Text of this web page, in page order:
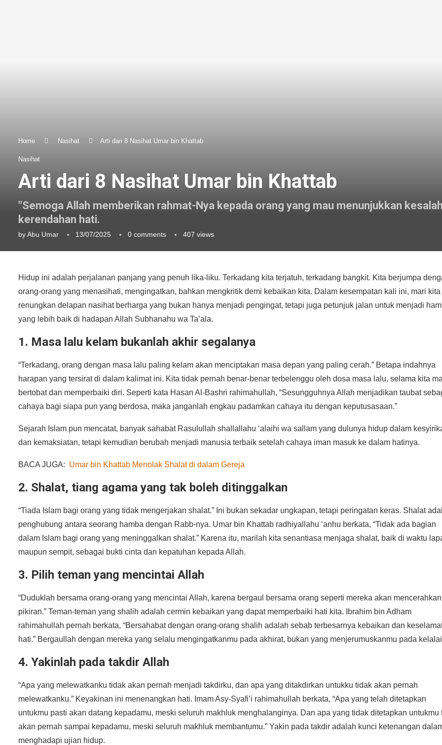
Home Nasihat Arti dari 8 Nasihat Umar bin Khattab
Nasihat
Arti dari 8 Nasihat Umar bin Khattab
"Semoga Allah memberikan rahmat-Nya kepada orang yang mau menunjukkan
kerendahan hati.
byAbu Umar 13/07/2025 0 comments 407 views
Hidup ini adalah perjalanan panjang yang penuh lika-liku. Terkadang kita terjatuh, terkadang bangkit. Kita berjumpa
orang-orang yang menasihati, mengingatkan, bahkan mengkritik demi kebaikan kita. Dalam kesempatan kali ini, mari kita
renungkan delapan nasihat berharga yang bukan hanya menjadi pengingat, tetapi juga petunjuk jalan untuk menjadi
yang lebih baik di hadapan Allah Subhanahu wa Ta’ala.
1. Masa lalu kelam bukanlah akhir segalanya
“Terkadang, orang dengan masa lalu paling kelam akan menciptakan masa depan yang paling cerah.” Betapa indahnya
harapan yang tersirat di dalam kalimat ini. Kita tidak pernah benar-benar terbelenggu oleh dosa masa lalu, selama kita
bertobat dan memperbaiki diri. Seperti kata Hasan Al-Bashri rahimahullah, “Sesungguhnya Allah menjadikan taubat
cahaya bagi siapa pun yang berdosa, maka janganlah engkau padamkan cahaya itu dengan keputusasaan.”
Sejarah Islam pun mencatat, banyak sahabat Rasulullah shallallahu ‘alaihi wa sallam yang dulunya hidup dalam
dan kemaksiatan, tetapi kemudian berubah menjadi manusia terbaik setelah cahaya iman masuk ke dalam hatinya.
BACA JUGA: Umar bin Khattab Menolak Shalat di dalam Gereja
2. Shalat, tiang agama yang tak boleh ditinggalkan
“Tiada Islam bagi orang yang tidak mengerjakan shalat.” Ini bukan sekadar ungkapan, tetapi peringatan keras. Shalat
penghubung antara seorang hamba dengan Rabb-nya. Umar bin Khattab radhiyallahu ‘anhu berkata, “Tidak ada bagian
dalam Islam bagi orang yang meninggalkan shalat.” Karena itu, marilah kita senantiasa menjaga shalat, baik di waktu
maupun sempit, sebagai bukti cinta dan kepatuhan kepada Allah.
3. Pilih teman yang mencintai Allah
“Duduklah bersama orang-orang yang mencintai Allah, karena bergaul bersama orang seperti mereka akan mencerahkan
pikiran.” Teman-teman yang shalih adalah cermin kebaikan yang dapat memperbaiki hati kita. Ibrahim bin Adham
rahimahullah pernah berkata, “Bersahabat dengan orang-orang shalih adalah sebab terbesarnya kebaikan dan
hati.” Bergaullah dengan mereka yang selalu mengingatkanmu pada akhirat, bukan yang menjerumuskanmu pada
4. Yakinlah pada takdir Allah
“Apa yang melewatkanku tidak akan pernah menjadi takdirku, dan apa yang ditakdirkan untukku tidak akan pernah
melewatkanku.” Keyakinan ini menenangkan hati. Imam Asy-Syafi’i rahimahullah berkata, “Apa yang telah ditetapkan
untukmu pasti akan datang kepadamu, meski seluruh makhluk menghalanginya. Dan apa yang tidak ditetapkan untukmu
akan pernah sampai kepadamu, meski seluruh makhluk membantumu.” Yakin pada takdir adalah kunci ketenangan
menghadapi ujian hidup.